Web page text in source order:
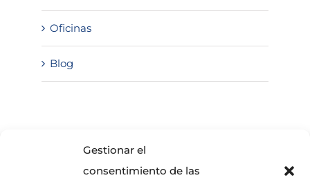
Gestionar el
consentimiento de las
Oficinas
Blog